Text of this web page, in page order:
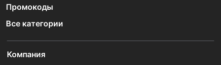
Промокоды
Все категории
Компания